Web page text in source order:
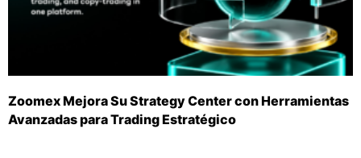
Zoomex Mejora Su Strategy Center con Herramientas
Avanzadas para Trading Estratégico